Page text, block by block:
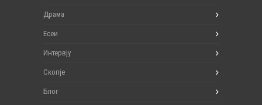
Драма
Есеи
Интервју
Скопје
Блог